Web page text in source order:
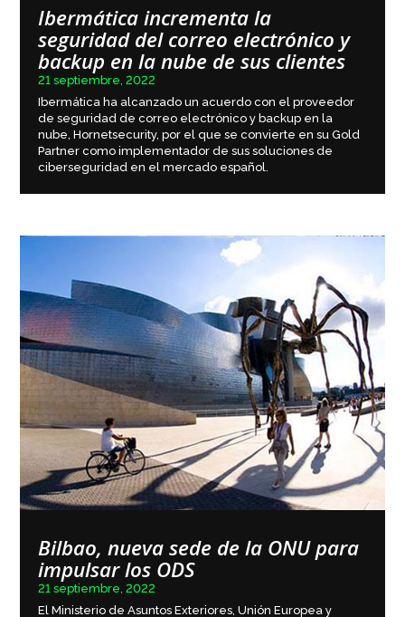
Ibermática incrementa la
seguridad del correo electrónico y
backup en la nube de sus clientes
21 septiembre, 2022
Ibermática ha alcanzado un acuerdo con el proveedor
de seguridad de correo electrónico y backup en la
nube, Hornetsecurity, por el que se convierte en su Gold
Partner como implementador de sus soluciones de
ciberseguridad en el mercado español.
Bilbao, nueva sede de la ONU para
impulsar los ODS
21 septiembre, 2022
El Ministerio de Asuntos Exteriores, Unión Europea y